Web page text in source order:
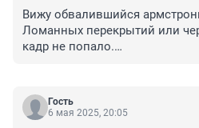
Вижу обвалившийся
Ломанных перекрытий или
кадр не попало.
Скорее просто очередные
смонтировали подвесной
Гость
6 мая 2025, 20:05